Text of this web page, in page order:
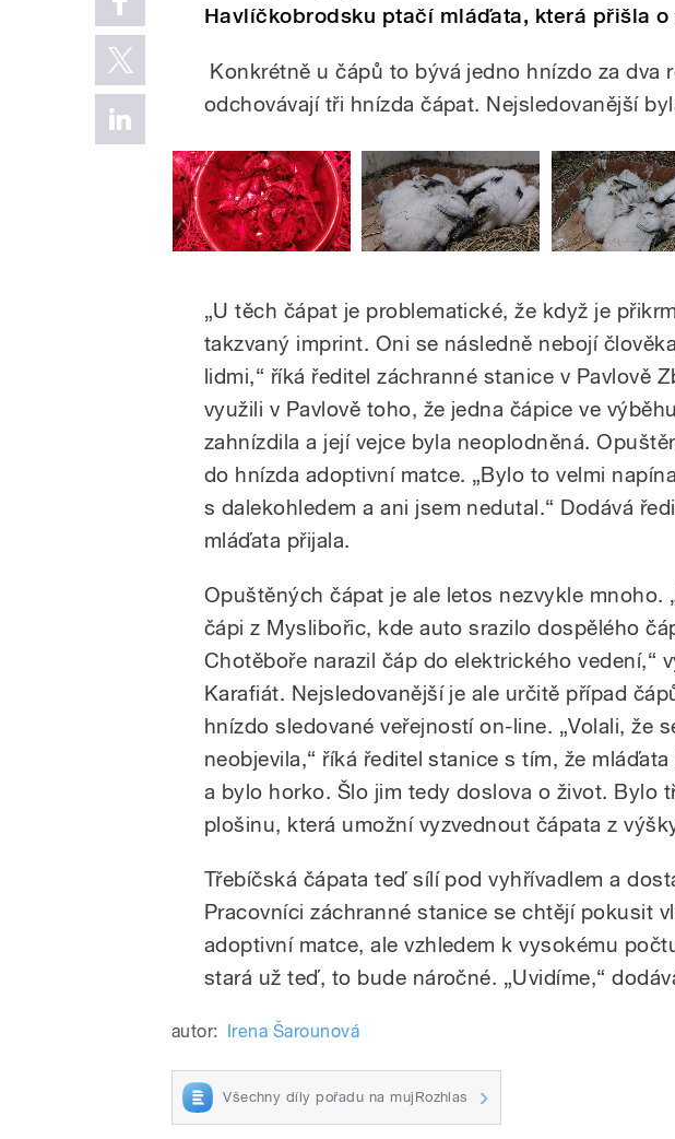
Havlíčkobrodsku ptačí mláďata, která přišla o
Konkrétně u čápů to bývá jedno hnízdo za dva
odchovávají tři hnízda čápat. Nejsledovanější
„U těch čápat je problematické, že když je
takzvaný imprint. Oni se následně nebojí
lidmi,“ říká ředitel záchranné stanice v Pavlově
využili v Pavlově toho, že jedna čápice ve
zahnízdila a její vejce byla neoplodněná.
do hnízda adoptivní matce. „Bylo to velmi
s dalekohledem a ani jsem nedutal.“ Dodává
mláďata přijala.
Opuštěných čápat je ale letos nezvykle mnoho.
čápi z Myslibořic, kde auto srazilo dospělého
Chotěboře narazil čáp do elektrického vedení,“
Karafiát. Nejsledovanější je ale určitě případ
hnízdo sledované veřejností on-line. „Volali, že
neobjevila,“ říká ředitel stanice s tím, že
a bylo horko. Šlo jim tedy doslova o život. Bylo
plošinu, která umožní vyzvednout čápata z
Třebíčská čápata teď sílí pod vyhřívadlem a
Pracovníci záchranné stanice se chtějí pokusit
adoptivní matce, ale vzhledem k vysokému
stará už teď, to bude náročné. „Uvidíme,“
autor: Irena Šarounová
Všechny díly pořadu na mujRozhlas